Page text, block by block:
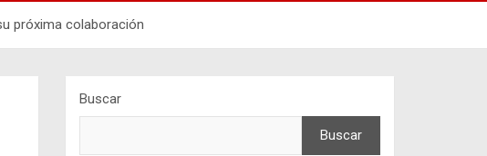
próxima colaboración
Buscar
Buscar